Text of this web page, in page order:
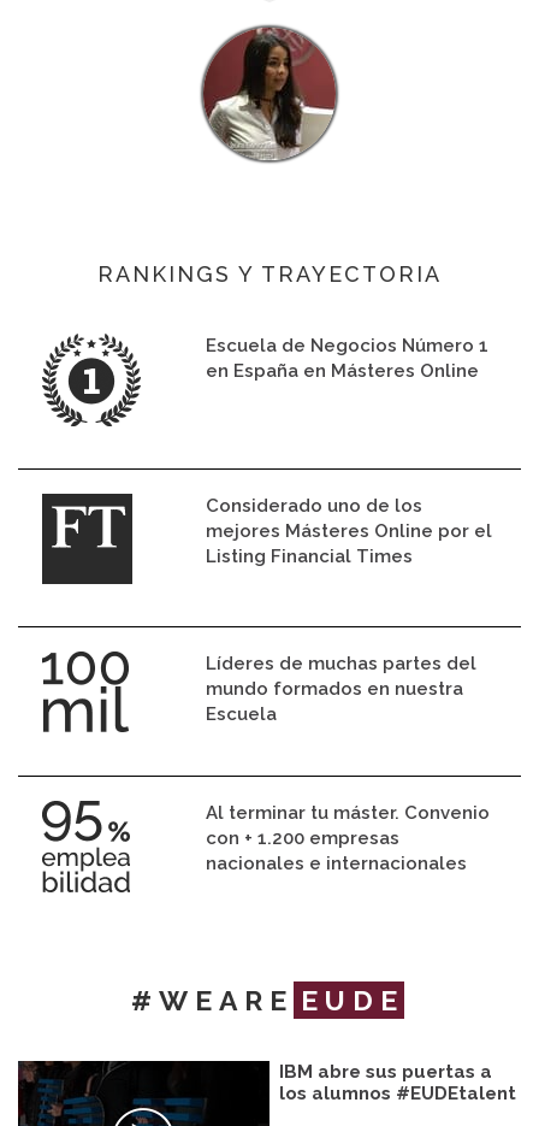
RANKINGS Y TRAYECTORIA
Escuela de Negocios Número 1
en España en Másteres Online
Considerado uno de los
mejores Másteres Online por el
Listing Financial Times
Líderes de muchas partes del
mundo formados en nuestra
Escuela
Al terminar tu máster. Convenio
con + 1.200 empresas
nacionales e internacionales
#WEARE EUDE
IBM abre sus puertas a
los alumnos #EUDEtalent